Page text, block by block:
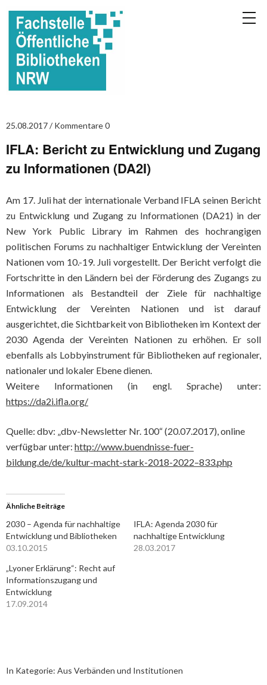
25.08.2017 Kommentare 0
IFLA: Bericht zu Entwicklung und Zugang
zu Informationen (DA2I)
Am 17. Juli hat der internationale Verband IFLA seinen Bericht
zu Entwicklung und Zugang zu Informationen (DA21) in der
New York Public Library im Rahmen des hochrangigen
politischen Forums zu nachhaltiger Entwicklung der Vereinten
Nationen vom 10.-19. Juli vorgestellt. Der Bericht verfolgt die
Fortschritte in den Ländern bei der Förderung des Zugangs zu
Informationen als Bestandteil der Ziele für nachhaltige
Entwicklung der Vereinten Nationen und ist darauf
ausgerichtet, die Sichtbarkeit von Bibliotheken im Kontext der
2030 Agenda der Vereinten Nationen zu erhöhen. Er soll
ebenfalls als Lobbyinstrument für Bibliotheken auf regionaler,
nationaler und lokaler Ebene dienen.
Weitere Informationen (in engl. Sprache) unter:
https://da2i.ifla.org/
Quelle: dbv: „dbv-Newsletter Nr. 100“ (20.07.2017), online
verfügbar unter: http://www.buendnisse-fuer-
bildung.de/de/kultur-macht-stark-2018-2022–833.php
Ähnliche Beiträge
2030 – Agenda für nachhaltige
Entwicklung und Bibliotheken
03.10.2015
IFLA: Agenda 2030 für
nachhaltige Entwicklung
28.03.2017
„Lyoner Erklärung“: Recht auf
Informationszugang und
Entwicklung
17.09.2014
In Kategorie: Aus Verbänden und Institutionen